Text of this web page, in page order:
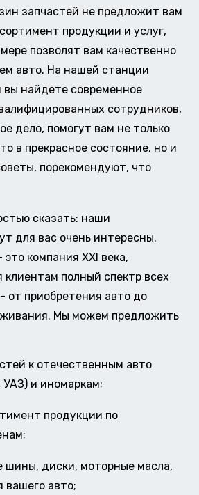
запчастей не предложит вам
продукции и услуг,
позволят вам качественно
авто. На нашей станции
вы найдете современное
сотрудников,
дело, помогут вам не только
в прекрасное состояние, но и
порекомендуют, что
сказать: наши
для вас очень интересны.
компания XXI века,
полный спектр всех
от приобретения авто до
Мы можем предложить
к отечественным авто
и иномаркам;
продукции по
шины, диски, моторные масла,
вашего авто;